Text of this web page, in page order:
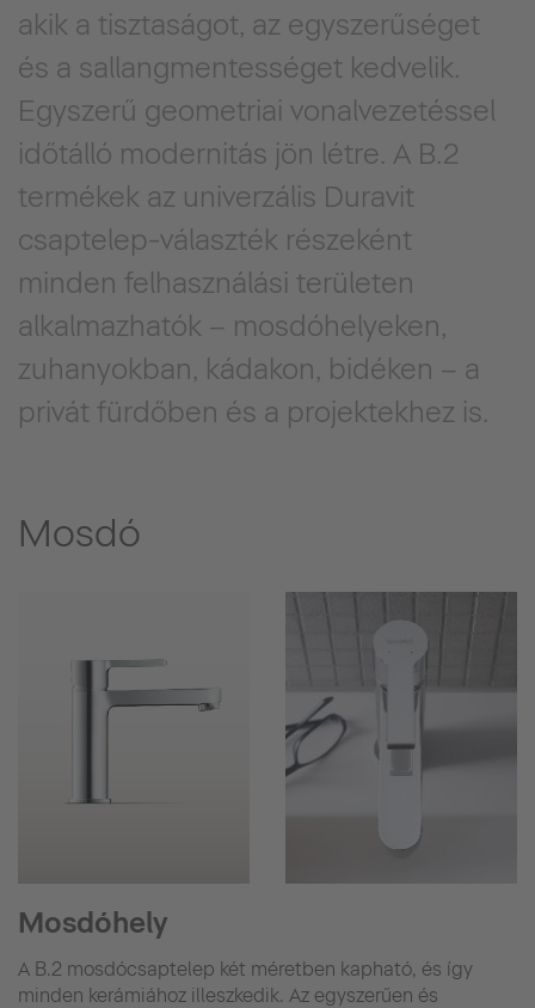
akik a tisztaságot, az egyszerűséget
és a sallangmentességet kedvelik.
Egyszerű geometriai vonalvezetéssel
időtálló modernitás jön létre. A B.2
termékek az univerzális Duravit
csaptelep-választék részeként
minden felhasználási területen
alkalmazhatók – mosdóhelyeken,
zuhanyokban, kádakon, bidéken – a
privát fürdőben és a projektekhez is.
Mosdó
Mosdóhely
A B.2 mosdócsaptelep két méretben kapható, és így
minden kerámiához illeszkedik. Az egyszerűen és